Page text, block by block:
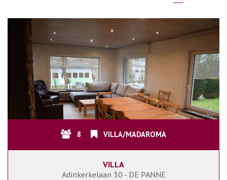
8 VILLA/MADAROMA
VILLA
Adinkerkelaan 30 - DE PANNE